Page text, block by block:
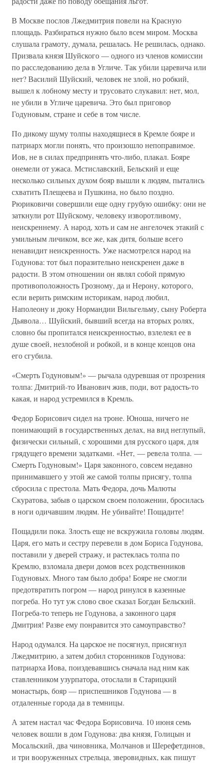
В Москве послов Лжедмитрия повели на Красную
площадь. Разбираться нужно было всем миром. Москва
слушала грамоту, думала, решалась. Не решилась, однако.
Призвала князя Шуйского — одного из членов комиссии
по расследованию дела в Угличе. Так убили царевича или
нет? Василий Шуйский, человек не злой, но робкий,
вышел к лобному месту и трусовато слукавил: нет, мол,
не убили в Угличе царевича. Это был приговор
Годуновым, стране и себе в том числе.
По дикому шуму толпы находящиеся в Кремле бояре и
патриарх могли понять, что произошло непоправимое.
Иов, не в силах предпринять что-либо, плакал. Бояре
онемели от ужаса. Мстиславский, Бельский и еще
несколько сильных духом бояр вышли к людям, пытались
схватить Плещеева и Пушкина, но было поздно.
Рюриковичи совершили еще одну грубую ошибку: они не
заткнули рот Шуйскому, человеку изворотливому,
неискреннему. А народ, хоть и сам не ангелочек этакий с
умильным личиком, все же, как дитя, больше всего
ненавидит неискренность. Уже насмотрелся народ на
Годунова: тот был поразительно неискренен даже в
радости. В этом отношении он являл собой прямую
противоположность Грозному, да и Нерону, которого,
если верить римским историкам, народ любил,
Наполеону и дюку Нормандии Вильгельму, сыну Роберта
Дьявола… Шуйский, бывший всегда на вторых ролях,
словно бы пропитался неискренностью, взлелеял ее в
душе своей, незлобной и робкой, и в конце концов она
его сгубила.
«Смерть Годуновым!» — рычала одуревшая от прозрения
толпа: Дмитрий-то Иванович жив, поди, вот радость-то
какая, и народ устремился в Кремль.
Федор Борисович сидел на троне. Юноша, ничего не
понимающий в государственных делах, на вид неглупый,
физически сильный, с хорошими для русского царя, для
грядущего времени задатками. «Нет, — ревела толпа. —
Смерть Годуновым!» Царя законного, совсем недавно
принимавшего у этой же самой толпы присягу, толпа
сбросила с престола. Мать Федора, дочь Малюты
Скуратова, забыв о царском своем положении, бросилась
в ноги одичавшим людям. Не убивайте! Пощадите!
Пощадили пока. Злость еще не вскружила головы людям.
Царя, его мать и сестру перевели в дом Бориса Годунова,
поставили у дверей стражу, и растеклась толпа по
Кремлю, взломала двери домов всех родственников
Годуновых. Много там было добра! Бояре не смогли
предотвратить погром — народ ринулся в казенные
погреба. Но тут уж слово свое сказал Богдан Бельский.
Погреба-то теперь не Годунова, а законного царя
Дмитрия! Разве ему понравится это самоуправство?
Народ одумался. На царское не посягнул, присягнул
Лжедмитрию, а затем добил сторонников Годунова:
патриарха Иова, поиздевавшись сначала над ним как
ставленником узурпатора, отослали в Старицкий
монастырь, бояр — приспешников Годунова — в
отдаленные города да в темницы.
А затем настал час Федора Борисовича. 10 июня семь
человек вошли в дом Годунова: два князя, Голицын и
Мосальский, два чиновника, Молчанов и Шерефетдинов,
и три вооруженных стрельца, зверовидных, как пишут